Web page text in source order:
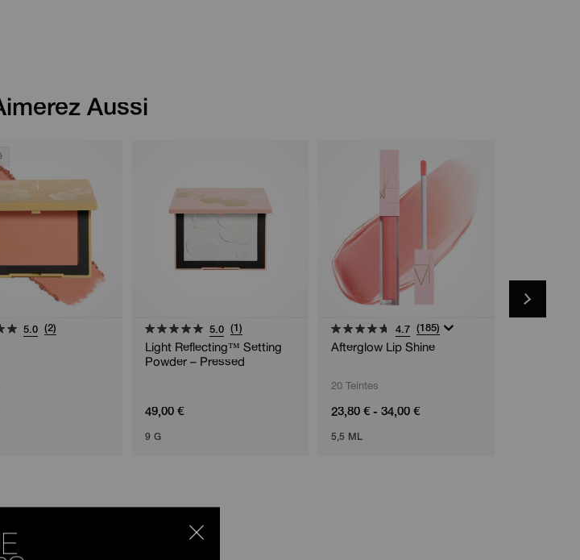
Aussi
5.0 (2) 5.0 (1)
Light Reflecting™ Setting
Powder – Pressed
49,00 €
9 G
4.7 (185)
Afterglow Lip Shine
20 Teintes
23,80 € - 34,00 €
5,5 ML